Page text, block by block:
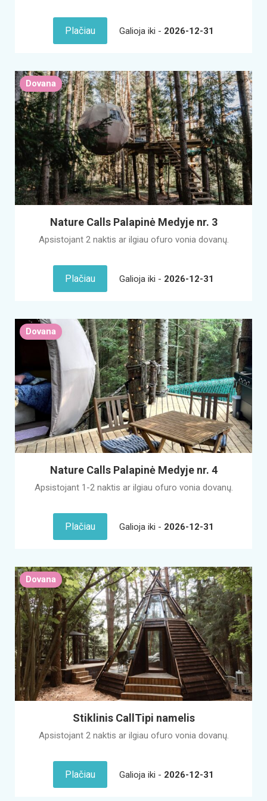
Plačiau Galioja iki - 2026-12-31
Dovana
Nature Calls Palapinė Medyje nr. 3
Apsistojant 2 naktis ar ilgiau ofuro vonia dovanų.
Plačiau Galioja iki - 2026-12-31
Dovana
Nature Calls Palapinė Medyje nr. 4
Apsistojant 1-2 naktis ar ilgiau ofuro vonia dovanų.
Plačiau Galioja iki - 2026-12-31
Dovana
Stiklinis CallTipi namelis
Apsistojant 2 naktis ar ilgiau ofuro vonia dovanų.
Plačiau Galioja iki - 2026-12-31